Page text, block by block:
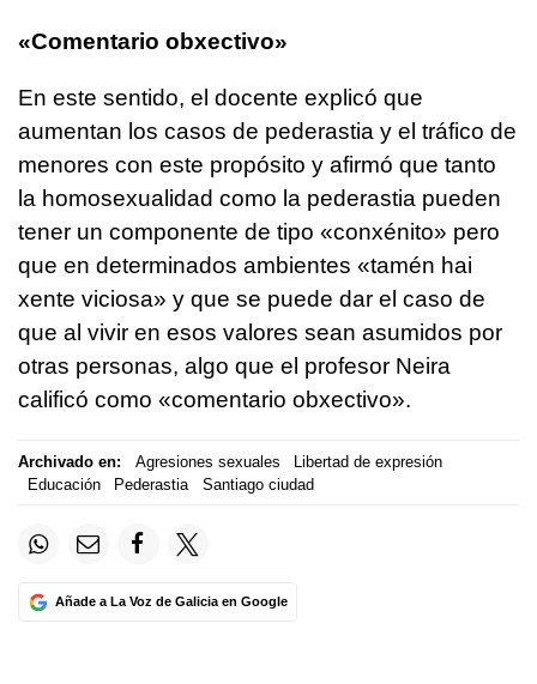
«Comentario obxectivo»
En este sentido, el docente explicó que
aumentan los casos de pederastia y el tráfico de
menores con este propósito y afirmó que tanto
la homosexualidad como la pederastia pueden
tener un componente de tipo «conxénito» pero
que en determinados ambientes «tamén hai
xente viciosa» y que se puede dar el caso de
que al vivir en esos valores sean asumidos por
otras personas, algo que el profesor Neira
calificó como «comentario obxectivo».
Archivado en: Agresiones sexuales
Libertad de expresión
Educación
Pederastia Santiago ciudad
Añade a La Voz de Galicia en Google